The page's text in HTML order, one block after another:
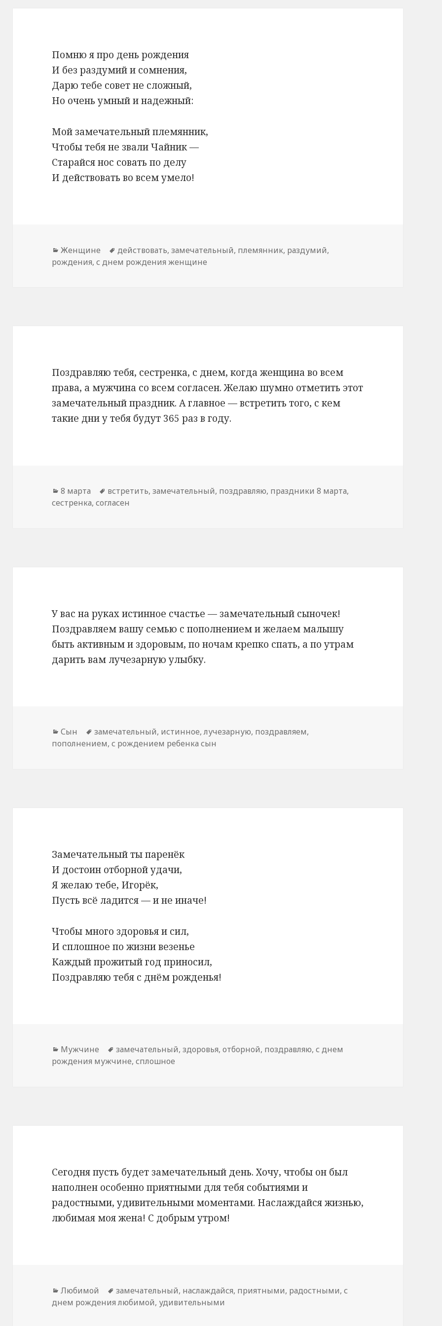
Помню я про день рождения
И без раздумий и сомнения,
Дарю тебе совет не сложный,
Но очень умный и надежный:
Мой замечательный племянник,
Чтобы тебя не звали Чайник —
Старайся нос совать по делу
И действовать во всем умело!
Рубрики
Женщине Метки
действовать,замечательный, племянник, раздумий,
рождения,с днем рождения женщине
Поздравляю тебя, сестренка, с днем, когда женщина во всем
права, а мужчина со всем согласен. Желаю шумно отметить этот
замечательный праздник. А главное — встретить того, с кем
такие дни у тебя будут 365 раз в году.
Рубрики
8 марта Метки
встретить,замечательный, поздравляю, праздники 8 марта,
сестренка,согласен
У вас на руках истинное счастье — замечательный сыночек!
Поздравляем вашу семью с пополнением и желаем малышу
быть активным и здоровым, по ночам крепко спать, а по утрам
дарить вам лучезарную улыбку.
Рубрики
Сын Метки
замечательный, истинное,лучезарную, поздравляем,
пополнением,с рождением ребенка сын
Замечательный ты паренёк
И достоин отборной удачи,
Я желаю тебе, Игорёк,
Пусть всё ладится — и не иначе!
Чтобы много здоровья и сил,
И сплошное по жизни везенье
Каждый прожитый год приносил,
Поздравляю тебя с днём рожденья!
Рубрики
Мужчине Метки
замечательный,здоровья,отборной, поздравляю,с днем
рождения мужчине,сплошное
Сегодня пусть будет замечательный день. Хочу, чтобы он был
наполнен особенно приятными для тебя событиями и
радостными, удивительными моментами. Наслаждайся жизнью,
любимая моя жена! С добрым утром!
Рубрики
Любимой Метки
замечательный, наслаждайся, приятными, радостными,с
днем рождения любимой, удивительными